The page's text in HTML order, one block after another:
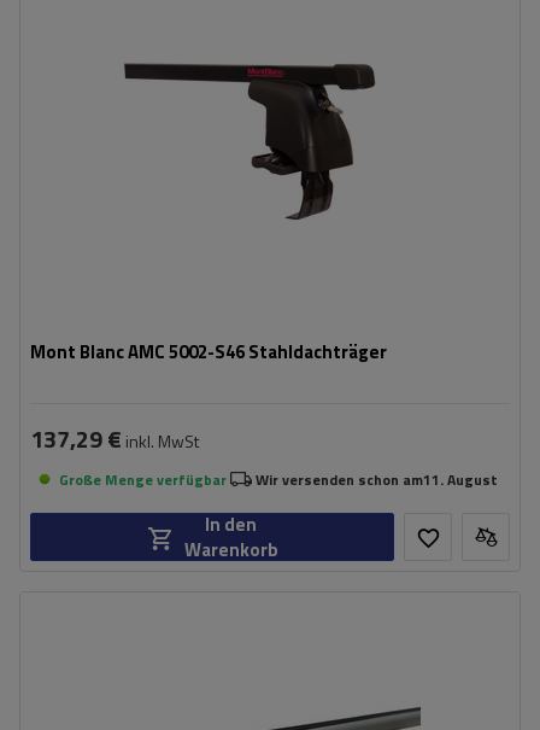
Mont Blanc AMC 5002-S46 Stahldachträger
137,29 € inkl. MwSt
Große Menge verfügbar Wir versenden schon am11. August
In den
Warenkorb